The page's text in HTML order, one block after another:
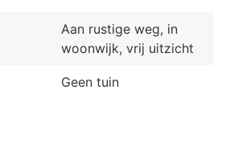
Aan rustige weg, in
woonwijk, vrij uitzicht
Geen tuin